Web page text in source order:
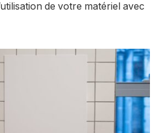
de votre matériel avec